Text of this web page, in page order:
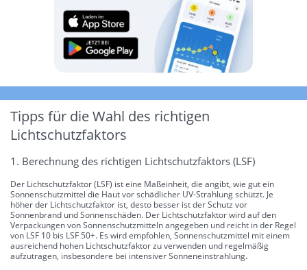
Tipps für die Wahl des richtigen
Lichtschutzfaktors
1. Berechnung des richtigen Lichtschutzfaktors (LSF)
Der Lichtschutzfaktor (LSF) ist eine Maßeinheit, die angibt, wie gut ein
Sonnenschutzmittel die Haut vor schädlicher UV-Strahlung schützt. Je
höher der Lichtschutzfaktor ist, desto besser ist der Schutz vor
Sonnenbrand und Sonnenschäden. Der Lichtschutzfaktor wird auf den
Verpackungen von Sonnenschutzmitteln angegeben und reicht in der Regel
von LSF 10 bis LSF 50+. Es wird empfohlen, Sonnenschutzmittel mit einem
ausreichend hohen Lichtschutzfaktor zu verwenden und regelmäßig
aufzutragen, insbesondere bei intensiver Sonneneinstrahlung.